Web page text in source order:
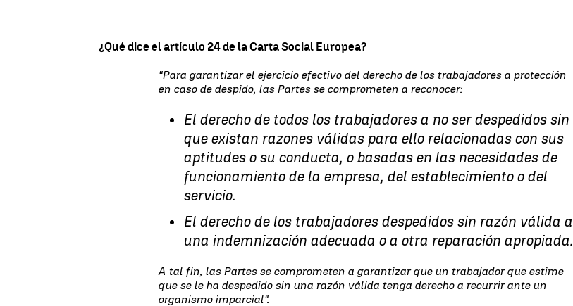
¿Qué dice el artículo 24 de la Carta Social Europea?
"Para garantizar el ejercicio efectivo del derecho de los trabajadores a protección
en caso de despido, las Partes se comprometen a reconocer:
El derecho de todos los trabajadores a no ser despedidos sin
que existan razones válidas para ello relacionadas con sus
aptitudes o su conducta, o basadas en las necesidades de
funcionamiento de la empresa, del establecimiento o del
servicio.
El derecho de los trabajadores despedidos sin razón válida a
una indemnización adecuada o a otra reparación apropiada.
A tal fin, las Partes se comprometen a garantizar que un trabajador que estime
que se le ha despedido sin una razón válida tenga derecho a recurrir ante un
organismo imparcial".